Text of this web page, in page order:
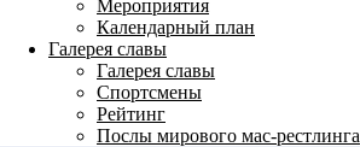
Мероприятия
Календарный план
Галерея славы
Галерея славы
Спортсмены
Рейтинг
Послы мирового мас-рестлинга